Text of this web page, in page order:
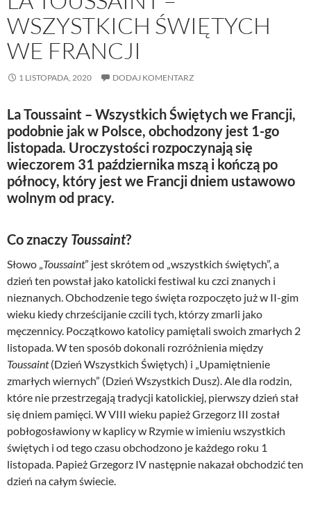
WSZYSTKICH ŚWIĘTYCH
WE FRANCJI
1 LISTOPADA, 2020 DODAJ KOMENTARZ
La Toussaint – Wszystkich Świętych we Francji,
podobnie jak w Polsce, obchodzony jest 1-go
listopada. Uroczystości rozpoczynają się
wieczorem 31 października mszą i kończą po
północy, który jest we Francji dniem ustawowo
wolnym od pracy.
Co znaczy Toussaint?
Słowo „ Toussaint” jest skrótem od „wszystkich świętych”, a
dzień ten powstał jako katolicki festiwal ku czci znanych i
nieznanych. Obchodzenie tego święta rozpoczęto już w II-gim
wieku kiedy chrześcijanie czcili tych, którzy zmarli jako
męczennicy. Początkowo katolicy pamiętali swoich zmarłych 2
listopada. W ten sposób dokonali rozróżnienia między
Toussaint(Dzień Wszystkich Świętych) i „Upamiętnienie
zmarłych wiernych” (Dzień Wszystkich Dusz). Ale dla rodzin,
które nie przestrzegają tradycji katolickiej, pierwszy dzień stał
się dniem pamięci. W VIII wieku papież Grzegorz III został
pobłogosławiony w kaplicy w Rzymie w imieniu wszystkich
świętych i od tego czasu obchodzono je każdego roku 1
listopada. Papież Grzegorz IV następnie nakazał obchodzić ten
dzień na całym świecie.